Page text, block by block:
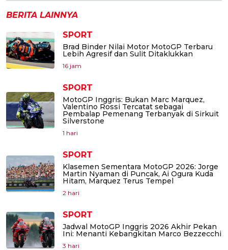
BERITA LAINNYA
SPORT
Brad Binder Nilai Motor MotoGP Terbaru
Lebih Agresif dan Sulit Ditaklukkan
16 jam
SPORT
MotoGP Inggris: Bukan Marc Marquez,
Valentino Rossi Tercatat sebagai
Pembalap Pemenang Terbanyak di Sirkuit
Silverstone
1 hari
SPORT
Klasemen Sementara MotoGP 2026: Jorge
Martin Nyaman di Puncak, Ai Ogura Kuda
Hitam, Marquez Terus Tempel
2 hari
SPORT
Jadwal MotoGP Inggris 2026 Akhir Pekan
Ini: Menanti Kebangkitan Marco Bezzecchi
3 hari